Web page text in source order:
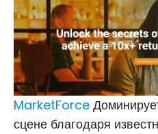
MarketForce
сцене благодаря